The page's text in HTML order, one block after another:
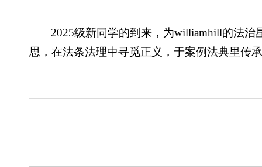
2025级新同学的到来，为williamhill的法
思，在法条法理中寻觅正义，于案例法典里传